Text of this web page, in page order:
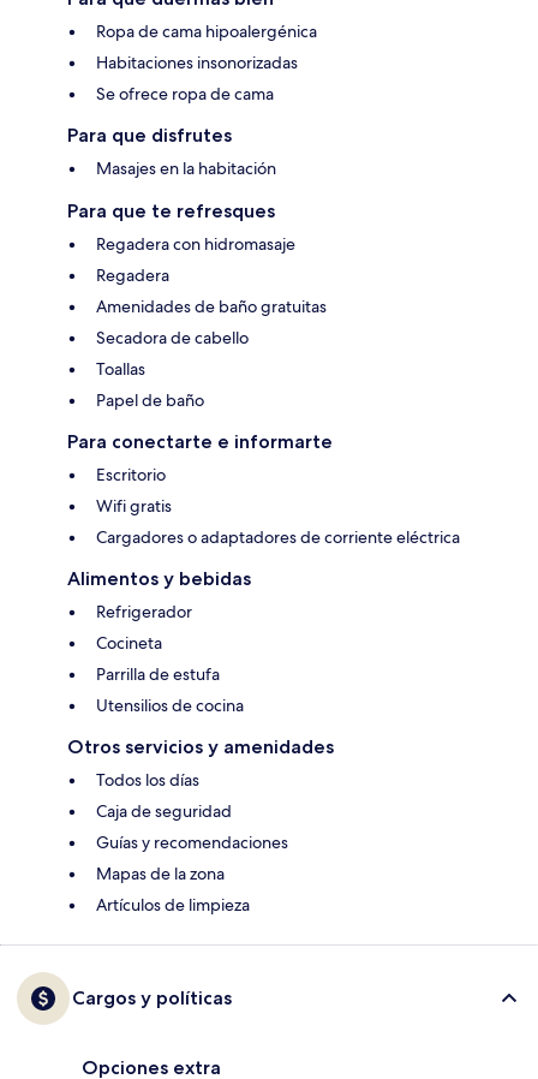
Ropa de cama hipoalergénica
Habitaciones insonorizadas
Se ofrece ropa de cama
Para que disfrutes
Masajes en la habitación
Para que te refresques
Regadera con hidromasaje
Regadera
Amenidades de baño gratuitas
Secadora de cabello
Toallas
Papel de baño
Para conectarte e informarte
Escritorio
Wifi gratis
Cargadores o adaptadores de corriente eléctrica
Alimentos y bebidas
Refrigerador
Cocineta
Parrilla de estufa
Utensilios de cocina
Otros servicios y amenidades
Todos los días
Caja de seguridad
Guías y recomendaciones
Mapas de la zona
Artículos de limpieza
Cargos y políticas
Opciones extra